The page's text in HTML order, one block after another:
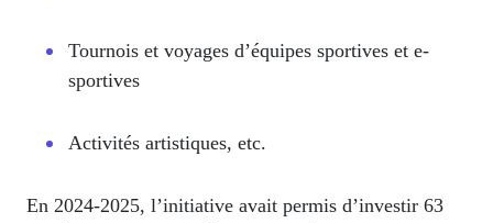
Tournois et voyages d’équipes sportives et e-
sportives
Activités artistiques, etc.
En 2024-2025, l’initiative avait permis d’investir 63